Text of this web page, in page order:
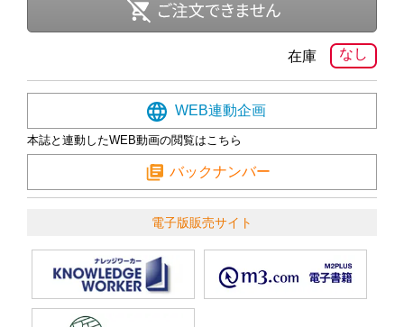
なし
在庫
WEB連動企画
本誌と連動したWEB動画の閲覧はこちら
バックナンバー
電子版販売サイト